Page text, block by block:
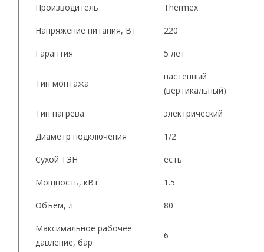
Производитель Thermex
Напряжение питания, Вт 220
Гарантия 5 лет
Тип монтажа
настенный
(вертикальный)
Тип нагрева электрический
Диаметр подключения 1/2
Сухой ТЭН есть
Мощность, кВт 1.5
Объем, л 80
Максималь­ное рабочее
давление, бар
6